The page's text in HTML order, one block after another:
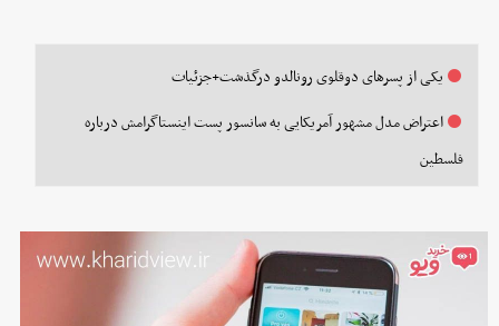
یکی از پسرهای دوقلوی رونالدو درگذشت+جزئیات
اعتراض مدل مشهور آمریکایی به سانسور پست اینستاگرامش درباره
فلسطین